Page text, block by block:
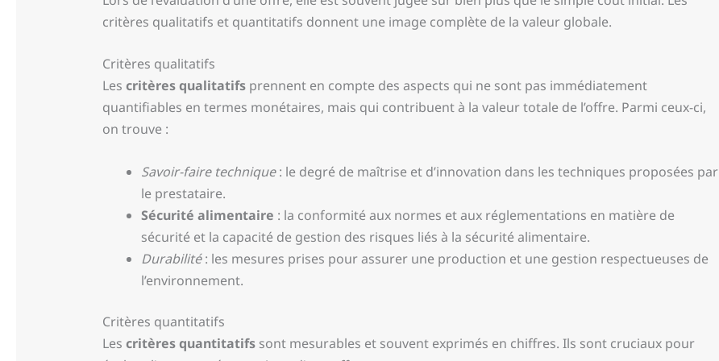
critères qualitatifs et quantitatifs donnent une image complète de la valeur globale.
Critères qualitatifs
Les critères qualitatifsprennent en compte des aspects qui ne sont pas immédiatement
quantifiables en termes monétaires, mais qui contribuent à la valeur totale de l’offre. Parmi ceux-ci,
on trouve :
Savoir-faire technique: le degré de maîtrise et d’innovation dans les techniques proposées par
le prestataire.
Sécurité alimentaire : la conformité aux normes et aux réglementations en matière de
sécurité et la capacité de gestion des risques liés à la sécurité alimentaire.
Durabilité: les mesures prises pour assurer une production et une gestion respectueuses de
l’environnement.
Critères quantitatifs
Les critères quantitatifssont mesurables et souvent exprimés en chiffres. Ils sont cruciaux pour